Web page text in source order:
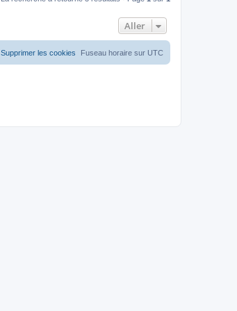
Aller
Fuseau horaire sur UTC
Supprimer les cookies